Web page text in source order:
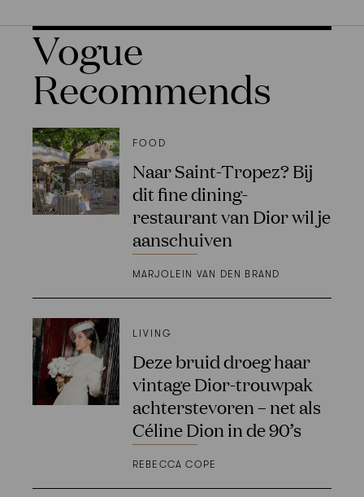
Vogue
Recommends
FOOD
Naar Saint-Tropez? Bij
dit fine dining-
restaurant van Dior wil je
aanschuiven
MARJOLEIN VAN DEN BRAND
LIVING
Deze bruid droeg haar
vintage Dior-trouwpak
achterstevoren – net als
Céline Dion in de 90’s
REBECCA COPE